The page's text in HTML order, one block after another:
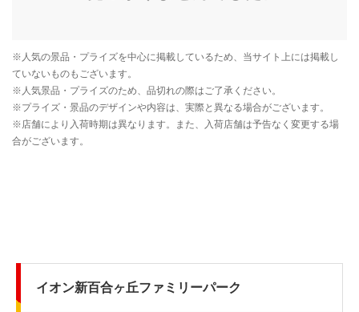
イオン新百合ヶ丘ファミリーパーク